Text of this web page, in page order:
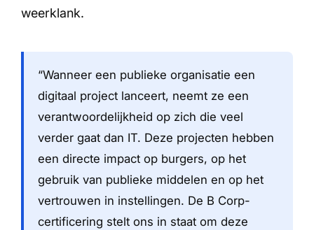
weerklank.
“Wanneer een publieke organisatie een
digitaal project lanceert, neemt ze een
verantwoordelijkheid op zich die veel
verder gaat dan IT. Deze projecten hebben
een directe impact op burgers, op het
gebruik van publieke middelen en op het
vertrouwen in instellingen. De B Corp-
certificering stelt ons in staat om deze